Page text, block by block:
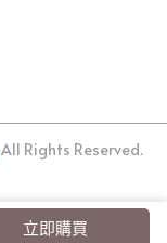
立即購買
All Rights Reserved.